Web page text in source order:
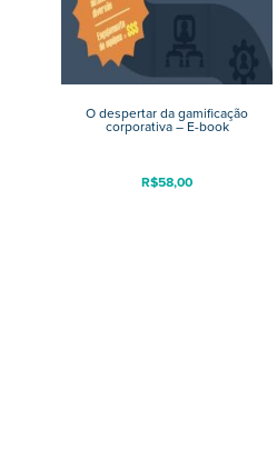
O despertar da gamificação
corporativa – E-book
R$58,00